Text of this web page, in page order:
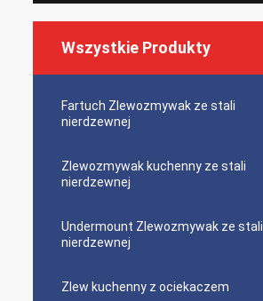
Wszystkie Produkty
Fartuch Zlewozmywak ze stali
nierdzewnej
Zlewozmywak kuchenny ze stali
nierdzewnej
Undermount Zlewozmywak ze stali
nierdzewnej
Zlew kuchenny z ociekaczem